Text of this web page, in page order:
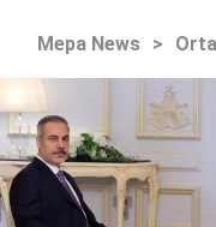
Mepa News >